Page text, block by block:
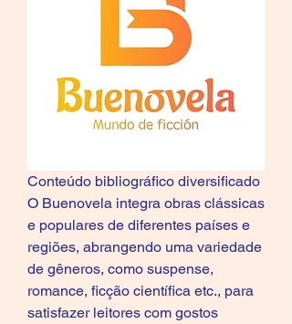
Conteúdo bibliográfico diversificado
O Buenovela integra obras clássicas
e populares de diferentes países e
regiões, abrangendo uma variedade
de gêneros, como suspense,
romance, ficção científica etc., para
satisfazer leitores com gostos